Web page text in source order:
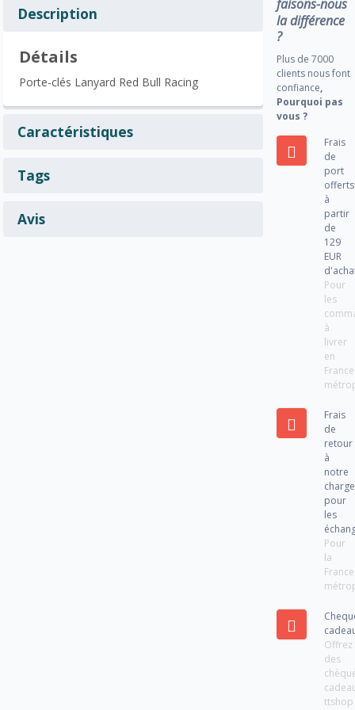
Description
Détails
Porte-clés Lanyard Red Bull Racing
Caractéristiques
Tags
Avis
faisons-nous
la différence
?
Plus de 7000
clients nous font
confiance,
Pourquoi pas
vous ?
Frais
de
port
offerts
à
partir
de
129
EUR
Pour
les
à
livrer
en
France
Frais
de
retour
à
notre
charge
pour
les
Pour
la
France
Offrez
des
ttshop